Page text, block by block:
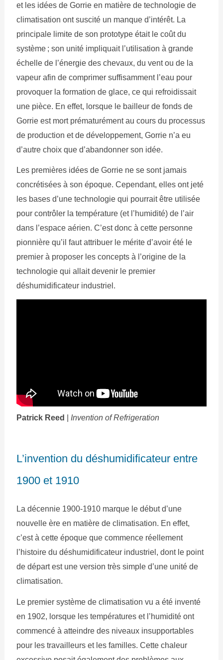
et les idées de Gorrie en matière de technologie de
climatisation ont suscité un manque d’intérêt. La
principale limite de son prototype était le coût du
système ; son unité impliquait l’utilisation à grande
échelle de l’énergie des chevaux, du vent ou de la
vapeur afin de comprimer suffisamment l’eau pour
provoquer la formation de glace, ce qui refroidissait
une pièce. En effet, lorsque le bailleur de fonds de
Gorrie est mort prématurément au cours du processus
de production et de développement, Gorrie n’a eu
d’autre choix que d’abandonner son idée.
Les premières idées de Gorrie ne se sont jamais
concrétisées à son époque. Cependant, elles ont jeté
les bases d’une technologie qui pourrait être utilisée
pour contrôler la température (et l’humidité) de l’air
dans l’espace aérien. C’est donc à cette personne
pionnière qu’il faut attribuer le mérite d’avoir été le
premier à proposer les concepts à l’origine de la
technologie qui allait devenir le premier
déshumidificateur industriel.
Patrick Reed Invention of Refrigeration
L’invention du déshumidificateur entre
1900 et 1910
La décennie 1900-1910 marque le début d’une
nouvelle ère en matière de climatisation. En effet,
c’est à cette époque que commence réellement
l’histoire du déshumidificateur industriel, dont le point
de départ est une version très simple d’une unité de
climatisation.
Le premier système de climatisation vu a été inventé
en 1902, lorsque les températures et l’humidité ont
commencé à atteindre des niveaux insupportables
pour les travailleurs et les familles. Cette chaleur